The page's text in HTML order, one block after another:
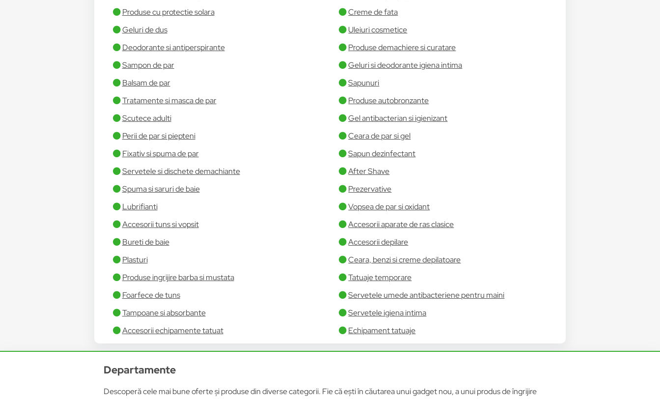
Produse cu protectie solara
Creme de fata
Geluri de dus
Uleiuri cosmetice
Deodorante si antiperspirante
Produse demachiere si curatare
Sampon de par
Geluri si deodorante igiena intima
Balsam de par
Sapunuri
Tratamente si masca de par
Produse autobronzante
Scutece adulti
Gel antibacterian si igienizant
Perii de par si piepteni
Ceara de par si gel
Fixativ si spuma de par
Sapun dezinfectant
Servetele si dischete demachiante
After Shave
Spuma si saruri de baie
Prezervative
Lubrifianti
Vopsea de par si oxidant
Accesorii tuns si vopsit
Accesorii aparate de ras clasice
Bureti de baie
Accesorii depilare
Plasturi
Ceara, benzi si creme depilatoare
Produse ingrijire barba si mustata
Tatuaje temporare
Foarfece de tuns
Servetele umede antibacteriene pentru maini
Tampoane si absorbante
Servetele igiena intima
Accesorii echipamente tatuat
Echipament tatuaje
Departamente
Descoperă cele mai bune oferte și produse din diverse categorii. Fie că ești în căutarea unui gadget nou, a unui produs de îngrijire